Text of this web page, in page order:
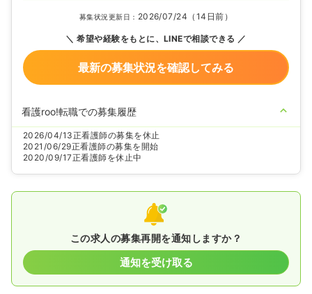
募集状況更新日： 2026/07/24（14日前）
希望や経験をもとに、LINEで相談できる
最新の募集状況を確認してみる
看護roo!転職での募集履歴
2026/04/13正看護師の募集を休止
2021/06/29正看護師の募集を開始
2020/09/17正看護師を休止中
この求人の募集再開を通知しますか？
通知を受け取る